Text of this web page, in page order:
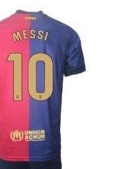
varianter.
De
olika
alternativen
väljas
produktsidan